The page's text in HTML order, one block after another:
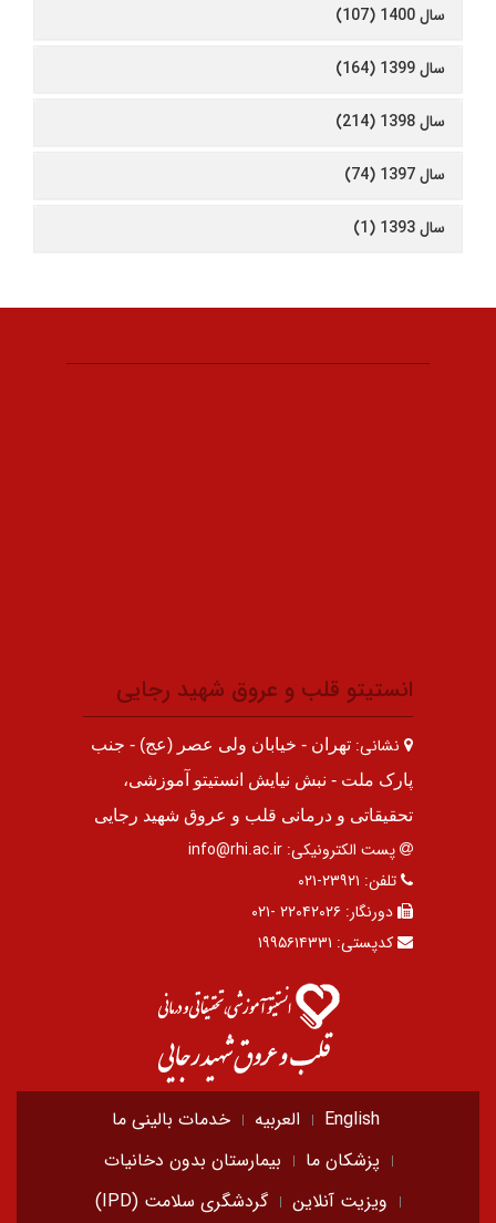
سال 1400 (107)
سال 1399 (164)
سال 1398 (214)
سال 1397 (74)
سال 1393 (1)
انستیتو قلب و عروق شهید رجایی
نشانی: تهران - خیابان ولی عصر (عج) - جنب
پارک ملت - نبش نیایش انستیتو آموزشی،
تحقیقاتی و درمانی قلب و عروق شهید رجایی
پست الکترونیکی: info@rhi.ac.ir
تلفن: ۲۳۹۲۱-۰۲۱
دورنگار: ۲۲۰۴۲۰۲۶ -۰۲۱
کدپستی: ۱۹۹۵۶۱۴۳۳۱
English العربیه
خدمات بالینی ما
پزشکان ما
بیمارستان بدون دخانیات
ویزیت آنلاین
گردشگری سلامت (IPD)